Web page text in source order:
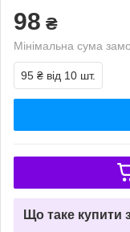
98 ₴
Мінімальна сума
95 ₴ від 10 шт.
Що таке купити